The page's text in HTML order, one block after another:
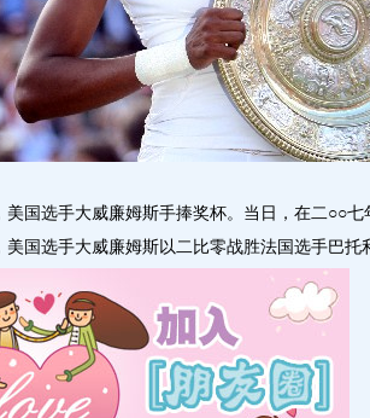
美国选手大威廉姆斯手捧奖杯。当日，在二○○
美国选手大威廉姆斯以二比零战胜法国选手巴托